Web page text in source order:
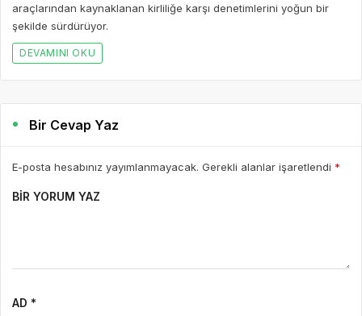
araçlarından kaynaklanan kirliliğe karşı denetimlerini yoğun bir
şekilde sürdürüyor.
DEVAMINI OKU
Bir Cevap Yaz
E-posta hesabınız yayımlanmayacak. Gerekli alanlar işaretlendi *
BIR YORUM YAZ
AD *